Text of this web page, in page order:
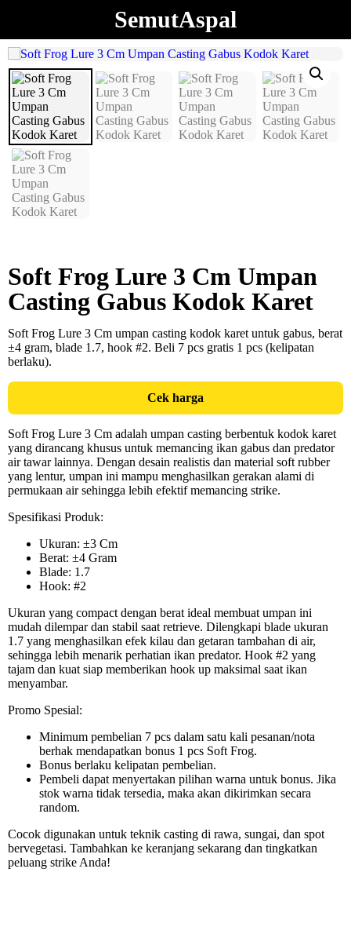
SemutAspal
Soft Frog Lure 3 Cm Umpan
Casting Gabus Kodok Karet
Soft Frog Lure 3 Cm umpan casting kodok karet untuk gabus, berat
±4 gram, blade 1.7, hook #2. Beli 7 pcs gratis 1 pcs (kelipatan
berlaku).
Cek harga
Soft Frog Lure 3 Cm adalah umpan casting berbentuk kodok karet
yang dirancang khusus untuk memancing ikan gabus dan predator
air tawar lainnya. Dengan desain realistis dan material soft rubber
yang lentur, umpan ini mampu menghasilkan gerakan alami di
permukaan air sehingga lebih efektif memancing strike.
Spesifikasi Produk:
Ukuran: ±3 Cm
Berat: ±4 Gram
Blade: 1.7
Hook: #2
Ukuran yang compact dengan berat ideal membuat umpan ini
mudah dilempar dan stabil saat retrieve. Dilengkapi blade ukuran
1.7 yang menghasilkan efek kilau dan getaran tambahan di air,
sehingga lebih menarik perhatian ikan predator. Hook #2 yang
tajam dan kuat siap memberikan hook up maksimal saat ikan
menyambar.
Promo Spesial:
Minimum pembelian 7 pcs dalam satu kali pesanan/nota
berhak mendapatkan bonus 1 pcs Soft Frog.
Bonus berlaku kelipatan pembelian.
Pembeli dapat menyertakan pilihan warna untuk bonus. Jika
stok warna tidak tersedia, maka akan dikirimkan secara
random.
Cocok digunakan untuk teknik casting di rawa, sungai, dan spot
bervegetasi. Tambahkan ke keranjang sekarang dan tingkatkan
peluang strike Anda!